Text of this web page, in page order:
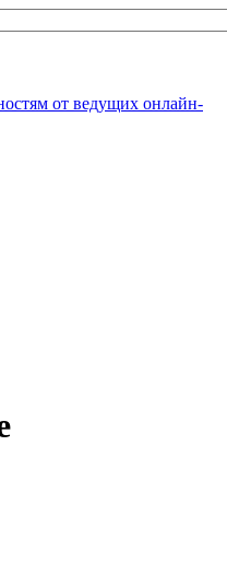
от ведущих онлайн-